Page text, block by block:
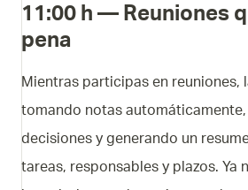
11:00 h — Reuniones
pena
Mientras participas en reuniones,
tomando notas
decisiones y generando un
tareas, responsables y plazos. Ya